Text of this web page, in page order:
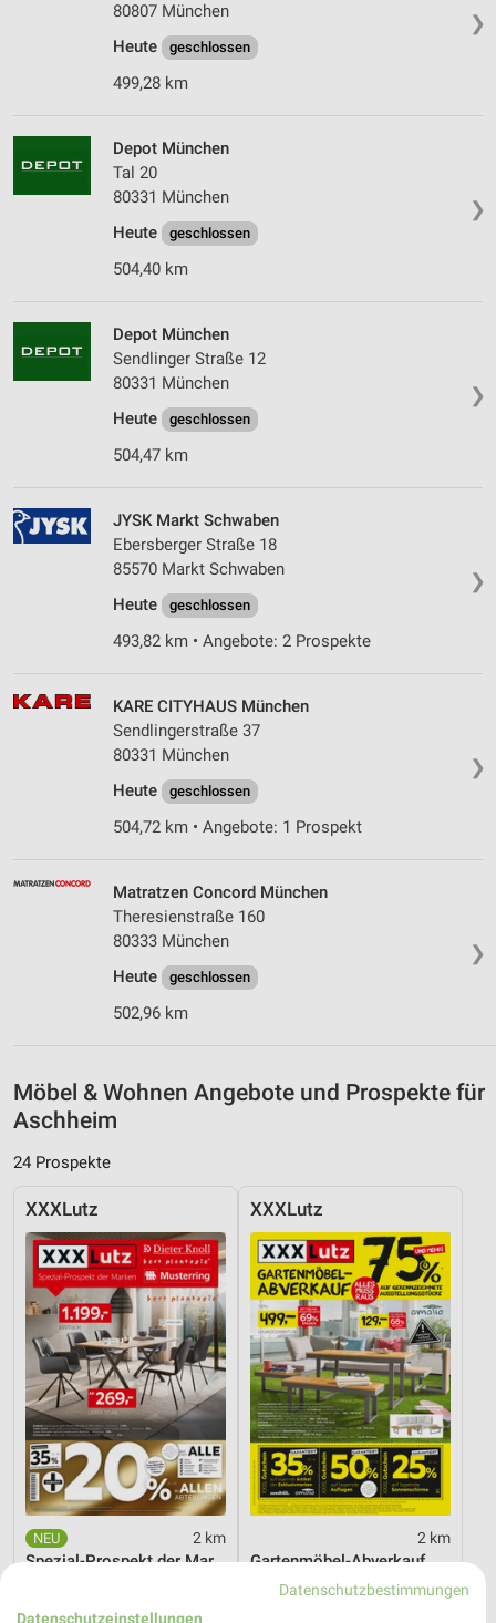
❯
80807 München
Heute
geschlossen
499,28 km
❯
Depot München
Tal 20
80331 München
Heute
geschlossen
504,40 km
❯
Depot München
Sendlinger Straße 12
80331 München
Heute
geschlossen
504,47 km
❯
JYSK Markt Schwaben
Ebersberger Straße 18
85570 Markt Schwaben
Heute
geschlossen
493,82 km • Angebote: 2 Prospekte
❯
KARE CITYHAUS München
Sendlingerstraße 37
80331 München
Heute
geschlossen
504,72 km • Angebote: 1 Prospekt
❯
Matratzen Concord München
Theresienstraße 160
80333 München
Heute
geschlossen
502,96 km
Möbel & Wohnen Angebote und Prospekte für
Aschheim
24 Prospekte
XXXLutz
2 km
Spezial-Prospekt der Marken
XXXLutz
2 km
Gartenmöbel-Abverkauf
Gültig bis Fr. 28.08.
Datenschutzbestimmungen
Datenschutzeinstellungen